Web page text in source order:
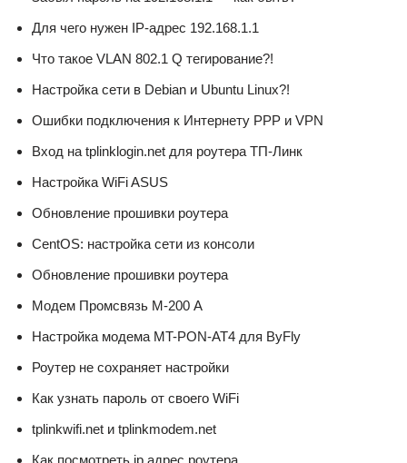
Для чего нужен IP-адрес 192.168.1.1
Что такое VLAN 802.1 Q тегирование?!
Настройка сети в Debian и Ubuntu Linux?!
Ошибки подключения к Интернету PPP и VPN
Вход на tplinklogin.net для роутера ТП-Линк
Настройка WiFi ASUS
Обновление прошивки роутера
CentOS: настройка сети из консоли
Обновление прошивки роутера
Модем Промсвязь М-200 А
Настройка модема MT-PON-AT4 для ByFly
Роутер не сохраняет настройки
Как узнать пароль от своего WiFi
tplinkwifi.net и tplinkmodem.net
Как посмотреть ip адрес роутера